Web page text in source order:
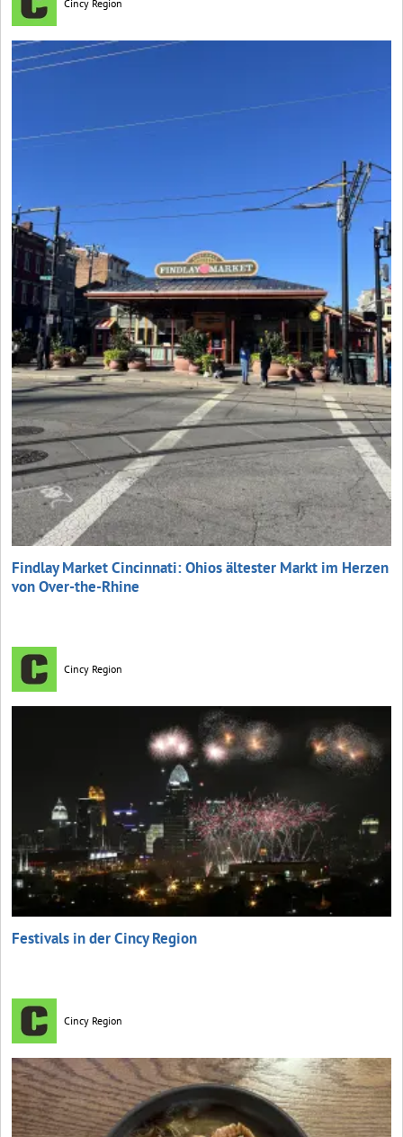
Cincy Region
Findlay Market Cincinnati: Ohios ältester Markt im Herzen
von Over-the-Rhine
Cincy Region
Festivals in der Cincy Region
Cincy Region